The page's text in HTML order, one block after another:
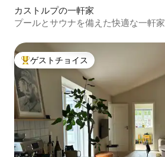
カストルプの一軒家
プールとサウナを備えた快適な一軒家
大好評のゲストチョイスです。
ゲストチョイス